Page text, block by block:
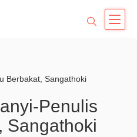
Berbakat, Sangathoki
Penulis
Sangathoki